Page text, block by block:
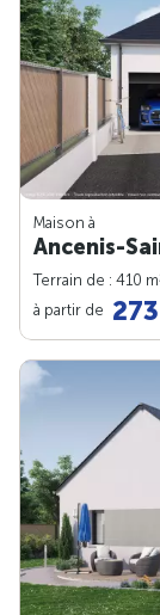
Maison à
Ancenis-
Terrain de : 410 m
à partir de